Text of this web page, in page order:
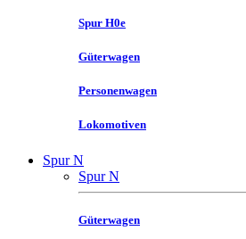
Spur H0e
Güterwagen
Personenwagen
Lokomotiven
Spur N
Spur N
Güterwagen